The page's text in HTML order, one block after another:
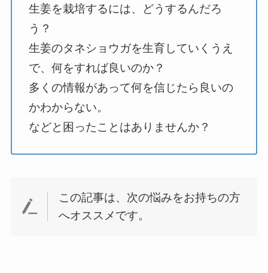
生姜を栽培するには、どうするんだろ
う？
生姜のタネショウガを生育していくうえ
で、何をすれば良いのか？
多くの情報があって何を信じたら良いの
かわからない。
などと困ったことはありませんか？
この記事は、次の悩みをお持ちの方
へオススメです。